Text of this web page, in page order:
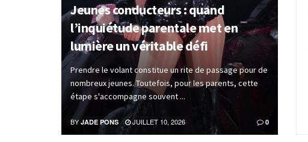
Jeunes conducteurs : quand
l’inquiétude parentale met en
lumière un véritable défi
Prendre le volant constitue un rite de passage pour de
nombreux jeunes. Toutefois, pour les parents, cette
étape s'accompagne souvent ...
BY JADE PONS JUILLET 10, 2026 0